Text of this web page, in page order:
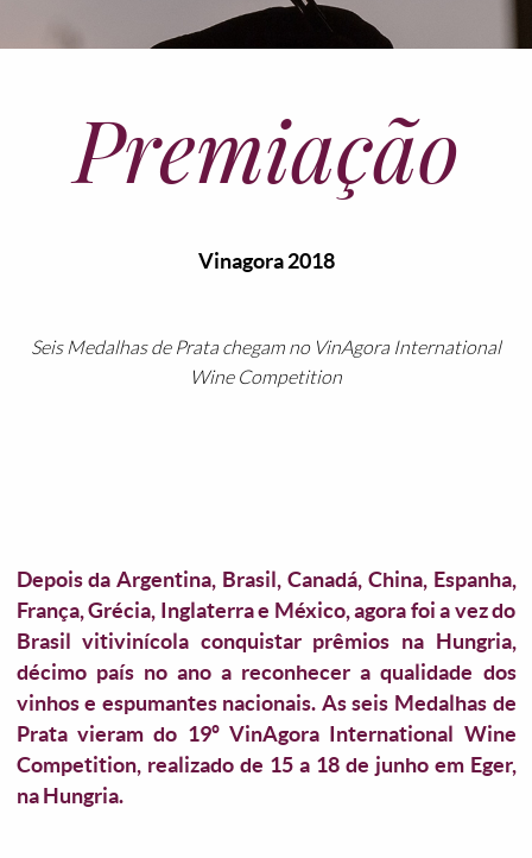
Premiação
Vinagora 2018
Seis Medalhas de Prata chegam no VinAgora International
Wine Competition
Depois da Argentina, Brasil, Canadá, China, Espanha,
França, Grécia, Inglaterra e México, agora foi a vez do
Brasil vitivinícola conquistar prêmios na Hungria,
décimo país no ano a reconhecer a qualidade dos
vinhos e espumantes nacionais. As seis Medalhas de
Prata vieram do 19º VinAgora International Wine
Competition, realizado de 15 a 18 de junho em Eger,
na Hungria.